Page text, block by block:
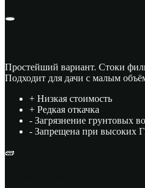
🕳
Простейший вариант. Стоки
Подходит для дачи с малым
+ Низкая стоимость
+ Редкая откачка
- Загрязнение грунтовых
- Запрещена при высоких
🧱